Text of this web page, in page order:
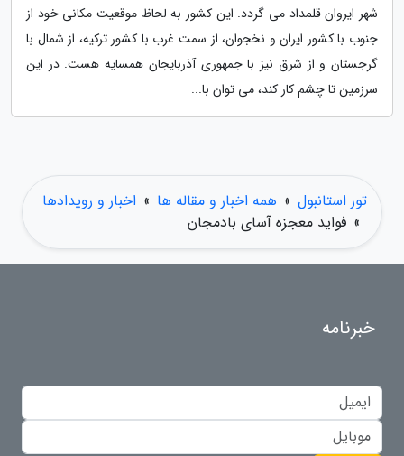
شهر ایروان قلمداد می گردد. این کشور به لحاظ موقعیت مکانی خود از
جنوب با کشور ایران و نخجوان، از سمت غرب با کشور ترکیه، از شمال با
گرجستان و از شرق نیز با جمهوری آذربایجان همسایه هست. در این
سرزمین تا چشم کار کند، می توان با...
تور استانبول » همه اخبار و مقاله ها » اخبار و رویدادها
» فواید معجزه آسای بادمجان
خبرنامه